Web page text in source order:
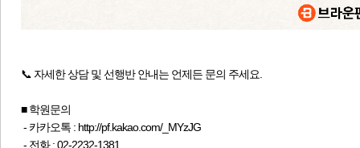
📞 자세한 상담 및 선행반 안내는 언제든 문의 주세요.​
■ 학원문의
- 카카오톡 : http://pf.kakao.com/_MYzJG
- 전화 : 02-2232-1381​